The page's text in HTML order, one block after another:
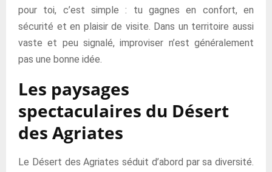
pour toi, c’est simple : tu gagnes en confort, en
sécurité et en plaisir de visite. Dans un territoire aussi
vaste et peu signalé, improviser n’est généralement
pas une bonne idée.
Les paysages
spectaculaires du Désert
des Agriates
Le Désert des Agriates séduit d’abord par sa diversité.